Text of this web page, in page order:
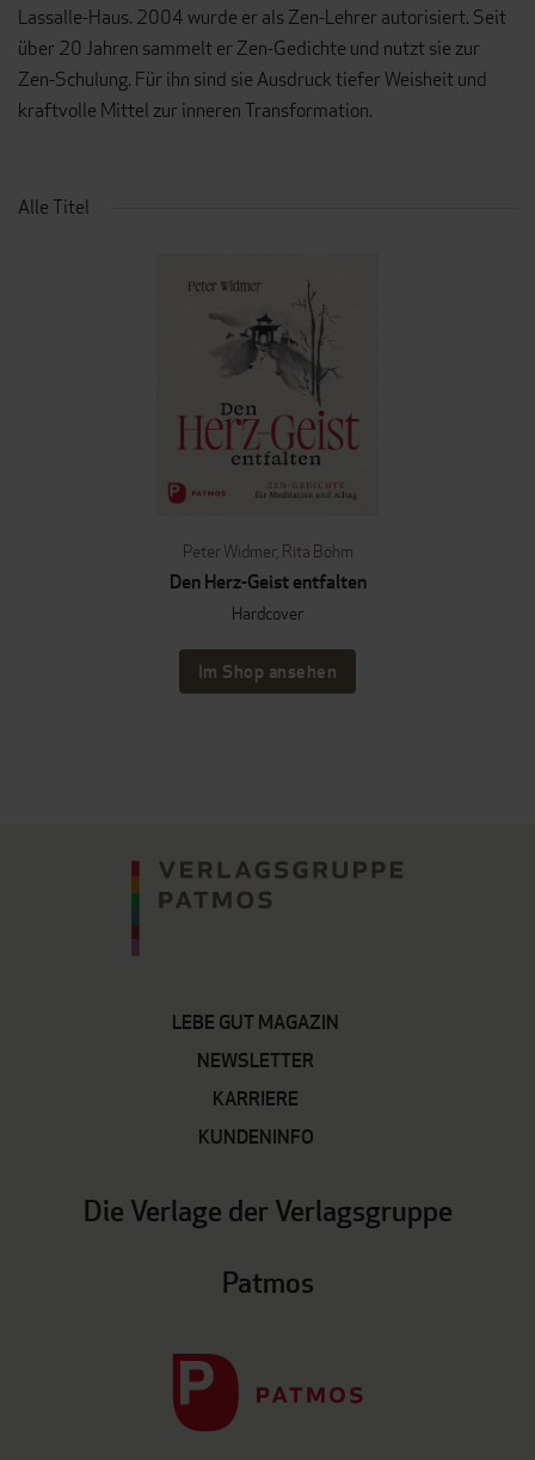
Lassalle-Haus. 2004 wurde er als Zen-Lehrer autorisiert. Seit
über 20 Jahren sammelt er Zen-Gedichte und nutzt sie zur
Zen-Schulung. Für ihn sind sie Ausdruck tiefer Weisheit und
kraftvolle Mittel zur inneren Transformation.
Alle Titel
Peter Widmer, Rita Böhm
Den Herz-Geist entfalten
Hardcover
Im Shop ansehen
LEBE GUT MAGAZIN
NEWSLETTER
KARRIERE
KUNDENINFO
Die Verlage der Verlagsgruppe
Patmos